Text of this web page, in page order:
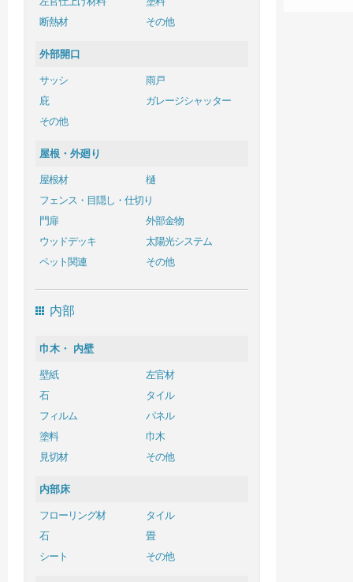
断熱材
その他
外部開口
サッシ
雨戸
庇
ガレージシャッター
その他
屋根・外廻り
屋根材
樋
フェンス・目隠し・仕切り
門扉
外部金物
ウッドデッキ
太陽光システム
ペット関連
その他
内部
巾木・ 内壁
壁紙
左官材
石
タイル
フィルム
パネル
塗料
巾木
見切材
その他
内部床
フローリング材
タイル
石
畳
シート
その他